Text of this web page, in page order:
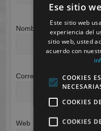
Nombre
Correo electrónico*
Web
Ese sitio
Este sitio web
experiencia del
sitio web, usted
acuerdo con
COOKIES
COOKIES
COOKIES